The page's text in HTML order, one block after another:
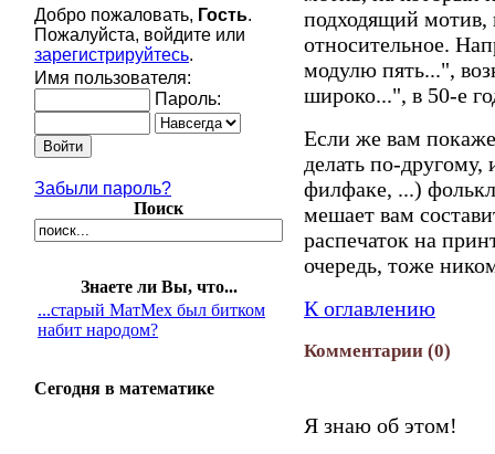
Добро пожаловать, Гость.
Пожалуйста, войдите или
зарегистрируйтесь.
Имя пользователя:
Пароль:
Забыли пароль?
Поиск
Знаете ли Вы, что...
...старый МатМех был битком
набит народом?
Сегодня в математике
подходящий мотив,
относительное.
модулю пять...",
широко...", в 50-е
Если же вам
делать по-
филфаке, ...)
мешает вам
распечаток на
очередь, тоже
К оглавлению
Комментарии (0)
Я знаю об этом!